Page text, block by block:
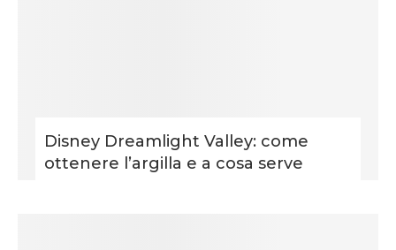
Disney Dreamlight Valley: come
ottenere l’argilla e a cosa serve